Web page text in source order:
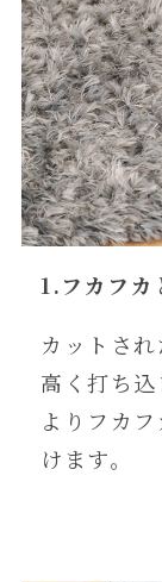
1.フカフカ
カットさ
高く打ち込
よりフカ
けます。